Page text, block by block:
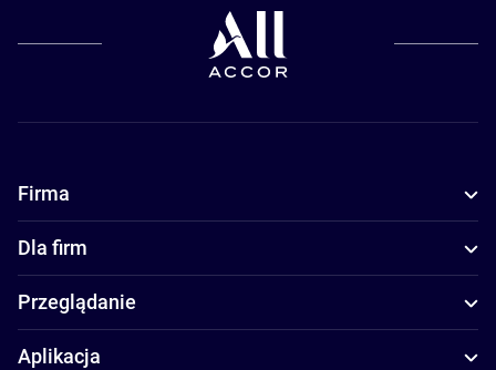
Firma
Dla firm
Przeglądanie
Aplikacja